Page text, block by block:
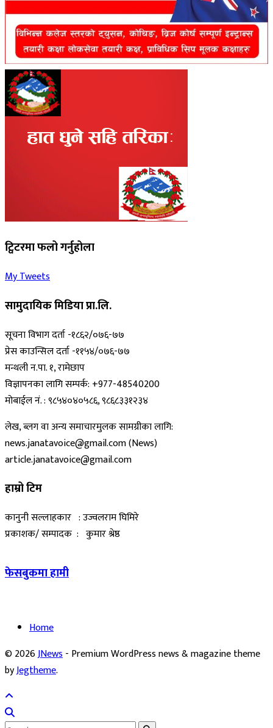
ट्विटरमा फलो गर्नुहोला
My Tweets
सामुदायिक मिडिया प्रा.लि.
सूचना विभाग दर्ता -१८६२/०७६-७७
प्रेस काउन्सिल दर्ता -११५४/०७६-७७
मन्थली न.पा. १, रामेछाप
विज्ञापनका लागि सम्पर्क: +977-48540200
मोबाईल नं. : ९८५४०४०५८६, ९८६८३३१२३४
लेख, ब्लग वा अन्य समाचारमुलक सामग्रीका लागि:
news.janatavoice@gmail.com (News)
article.janatavoice@gmail.com
हाम्रो टिम
कानुनी सल्लाहकार : उज्वलराम घिमिरे
प्रकाशक/ सम्पादक : कुमार श्रेष्ठ
फेसबुकमा हामी
Home
© 2026JNews- Premium WordPress news & magazine theme
byJegtheme.